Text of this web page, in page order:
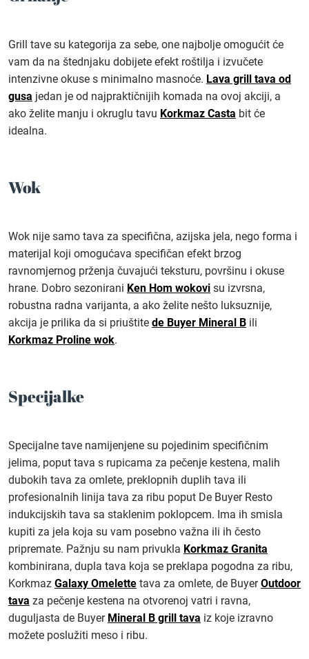
Grill tave su kategorija za sebe, one najbolje omogućit će
vam da na štednjaku dobijete efekt roštilja i izvučete
intenzivne okuse s minimalno masnoće. Lava grill tava od
gusa jedan je od najpraktičnijih komada na ovoj akciji, a
ako želite manju i okruglu tavu Korkmaz Casta bit će
idealna.
Wok
Wok nije samo tava za specifična, azijska jela, nego forma i
materijal koji omogućava specifičan efekt brzog
ravnomjernog prženja čuvajući teksturu, površinu i okuse
hrane. Dobro sezonirani Ken Hom wokovi su izvrsna,
robustna radna varijanta, a ako želite nešto luksuznije,
akcija je prilika da si priuštite de Buyer Mineral B ili
Korkmaz Proline wok.
Specijalke
Specijalne tave namijenjene su pojedinim specifičnim
jelima, poput tava s rupicama za pečenje kestena, malih
dubokih tava za omlete, preklopnih duplih tava ili
profesionalnih linija tava za ribu poput De Buyer Resto
indukcijskih tava sa staklenim poklopcem. Ima ih smisla
kupiti za jela koja su vam posebno važna ili ih često
pripremate. Pažnju su nam privukla Korkmaz Granita
kombinirana, dupla tava koja se preklapa pogodna za ribu,
Korkmaz Galaxy Omelette tava za omlete, de BuyerOutdoor
tava za pečenje kestena na otvorenoj vatri i ravna,
duguljasta de Buyer Mineral B grill tava iz koje izravno
možete poslužiti meso i ribu.